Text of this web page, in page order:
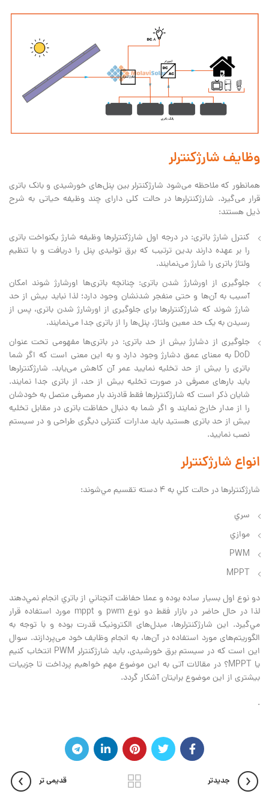
وظايف شارژكنترلر
همانطور که ملاحظه می‌شود شارژکنترلر بین پنل‌های خورشیدی و بانک باتری
قرار می‌گیرد. شارژکنترلرها در حالت کلی دارای چند وظیفه حیاتی به شرح
ذیل هستند:
کنترل شارژ باتری: در درجه اول شارژکنترلرها وظیفه شارژ یکنواخت باتری
را بر عهده دارند بدین ترتیب که برق تولیدی پنل را دریافت و با تنظیم
ولتاژ باتری را شارژ می‌نمایند.
جلوگیری از اورشارژ شدن باتری: چنانچه باتری‌ها اورشارژ شوند امکان
آسیب به آن‌ها و حتی منفجر شدنشان وجود دارد؛ لذا نباید بیش از حد
شارژ شوند که شارژکنترلرها برای جلوگیری از اورشارژ شدن باتری، پس از
رسیدن به یک حد معین ولتاژ، پنل‌ها را از باتری جدا می‌نمایند.
جلوگیری از دشارژ بیش از حد باتری: در باتری‌ها مفهومی تحت عنوان
DoD به معنای عمق دشارژ وجود دارد و به این معنی است که اگر شما
باتری را بیش از حد تخلیه نمایید عمر آن کاهش می‌یابد. شارژکنترلرها
باید بارهای مصرفی در صورت تخلیه بیش از حد، از باتری جدا نمایند.
شایان ذکر است که شارژکنترلرها فقط قادرند بار مصرفی متصل به خودشان
را از مدار خارج نمایند و اگر شما به دنبال حفاظت باتری در مقابل تخلیه
بیش از حد باتری هستید باید مدارات کنترلی دیگری طراحی و در سیستم
نصب نمایید.
انواع شارژكنترلر
شارژكنترلرها در حالت كلي به 4 دسته تقسيم مي‌شوند:
سري
موازي
PWM
MPPT
دو نوع اول بسيار ساده بوده و عملا حفاظت آنچناني از باتري انجام نمي‌دهند
لذا در حال حاضر در بازار فقط دو نوع pwm و mppt مورد استفاده قرار
مي‌گيرد. این شارژکنترلرها، مبدل‌های الکترونیک قدرت بوده و با توجه به
الگوریتم‌های مورد استفاده در آن‌ها، به انجام وظایف خود می‌پردازند. سوال
این است که در سیستم برق خورشیدی، باید شارژکنترلر PWM انتخاب کنیم
یا MPPT؟ در مقالات آتی به این موضوع مهم خواهیم پرداخت تا جزییات
بیشتری از این موضوع برایتان آشکار گردد.
.
جدیدتر قدیمی تر